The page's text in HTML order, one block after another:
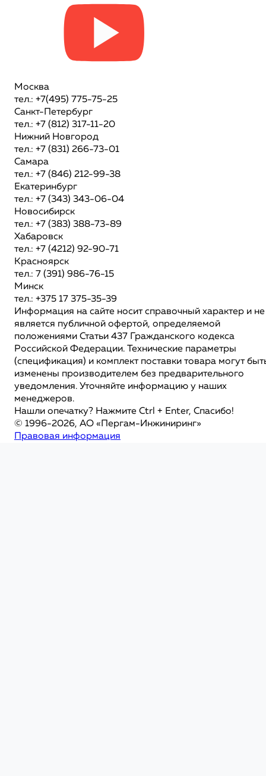
Москва
тел.: +7(495) 775-75-25
Санкт-Петербург
тел.: +7 (812) 317-11-20
Нижний Новгород
тел.: +7 (831) 266-73-01
Самара
тел.: +7 (846) 212-99-38
Екатеринбург
тел.: +7 (343) 343-06-04
Новосибирск
тел.: +7 (383) 388-73-89
Хабаровск
тел.: +7 (4212) 92-90-71
Красноярск
тел.: 7 (391) 986-76-15
Минск
тел.: +375 17 375-35-39
Информация на сайте носит справочный характер и не
является публичной офертой, определяемой
положениями Статьи 437 Гражданского кодекса
Российской Федерации. Технические параметры
(спецификация) и комплект поставки товара могут
изменены производителем без предварительного
уведомления. Уточняйте информацию у наших
менеджеров.
Нашли опечатку? Нажмите Ctrl + Enter, Спасибо!
© 1996-2026, АО «Пергам-Инжиниринг»
Правовая информация